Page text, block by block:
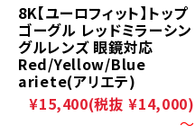
8K【ユーロフィット】トップ
ゴーグル レッドミラーシン
グルレンズ 眼鏡対応
Red/Yellow/Blue
ariete(アリエテ)
¥15,400(税抜 ¥14,000)
～